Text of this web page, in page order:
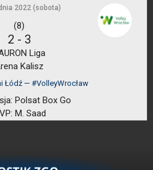
2022 (sobota)
(8)
2 - 3
Liga
Kalisz
Łódź — #VolleyWrocław
Polsat Box Go
M. Saad